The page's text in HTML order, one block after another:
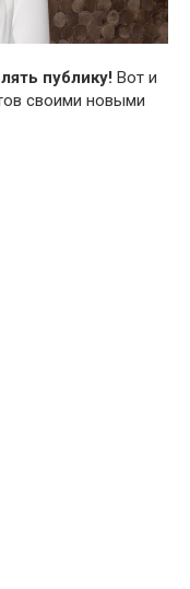
публику! Вот и
своими новыми